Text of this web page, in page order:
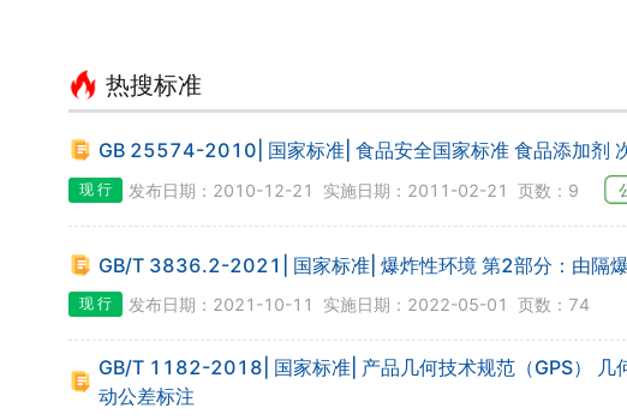
热搜标准
GB 25574-2010| 国家标准| 食品安全国家标准 食品添加剂
现 行 发布日期：2010-12-21 实施日期：2011-02-21 页数：9
GB/T 3836.2-2021| 国家标准| 爆炸性环境 第2部分：由隔爆
现 行 发布日期：2021-10-11 实施日期：2022-05-01 页数：74
GB/T 1182-2018| 国家标准| 产品几何技术规范（GPS） 几
动公差标注